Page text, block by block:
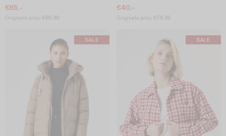
€65.-
Originele prijs: €89.99
€40.-
Originele prijs: €79.99